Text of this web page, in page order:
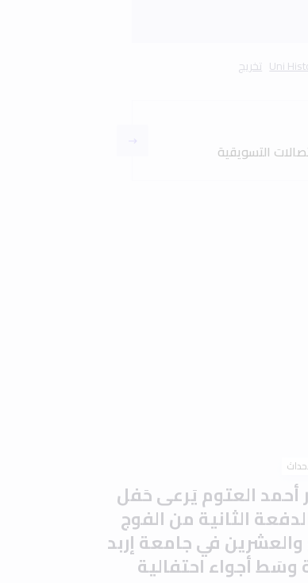
Uni تخريج
التسويقية
أحمد العتوم يَرعى حَفل
الثانية من الفوج
والعشرين في جامعة إربد
وسَط أجواء احتفالية